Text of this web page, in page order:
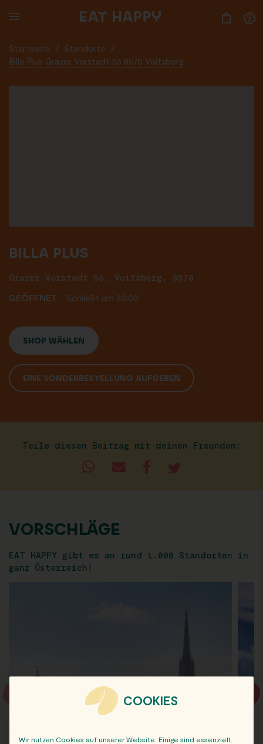
TO
Startseite / Standorte
/
Billa Plus Grazer Vorstadt 56 8570 Voitsberg
BILLA PLUS
Grazer Vorstadt 56, Voitsberg, 8570
GEÖFFNET
Schließt um 20:00
SHOP WÄHLEN
EINE SONDERBESTELLUNG AUFGEBEN
Teile diesen Beitrag mit deinen Freunden:
VORSCHLÄGE
EAT HAPPY gibt es an rund 1.000 Standorten in
ganz Österreich!
COOKIES
Wir nutzen Cookies auf unserer Website. Einige sind essenziell,